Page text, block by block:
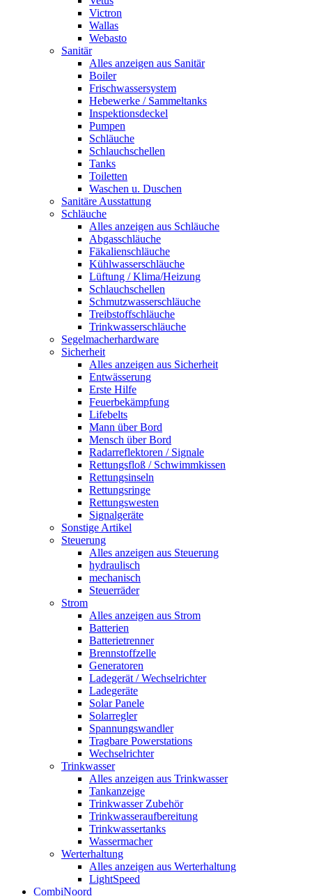
Victron
Wallas
Webasto
Sanitär
Alles anzeigen aus Sanitär
Boiler
Frischwassersystem
Hebewerke / Sammeltanks
Inspektionsdeckel
Pumpen
Schläuche
Schlauchschellen
Tanks
Toiletten
Waschen u. Duschen
Sanitäre Ausstattung
Schläuche
Alles anzeigen aus Schläuche
Abgasschläuche
Fäkalienschläuche
Kühlwasserschläuche
Lüftung / Klima/Heizung
Schlauchschellen
Schmutzwasserschläuche
Treibstoffschläuche
Trinkwasserschläuche
Segelmacherhardware
Sicherheit
Alles anzeigen aus Sicherheit
Entwässerung
Erste Hilfe
Feuerbekämpfung
Lifebelts
Mann über Bord
Mensch über Bord
Radarreflektoren / Signale
Rettungsfloß / Schwimmkissen
Rettungsinseln
Rettungsringe
Rettungswesten
Signalgeräte
Sonstige Artikel
Steuerung
Alles anzeigen aus Steuerung
hydraulisch
mechanisch
Steuerräder
Strom
Alles anzeigen aus Strom
Batterien
Batterietrenner
Brennstoffzelle
Generatoren
Ladegerät / Wechselrichter
Ladegeräte
Solar Panele
Solarregler
Spannungswandler
Tragbare Powerstations
Wechselrichter
Trinkwasser
Alles anzeigen aus Trinkwasser
Tankanzeige
Trinkwasser Zubehör
Trinkwasseraufbereitung
Trinkwassertanks
Wassermacher
Werterhaltung
Alles anzeigen aus Werterhaltung
LightSpeed
CombiNoord